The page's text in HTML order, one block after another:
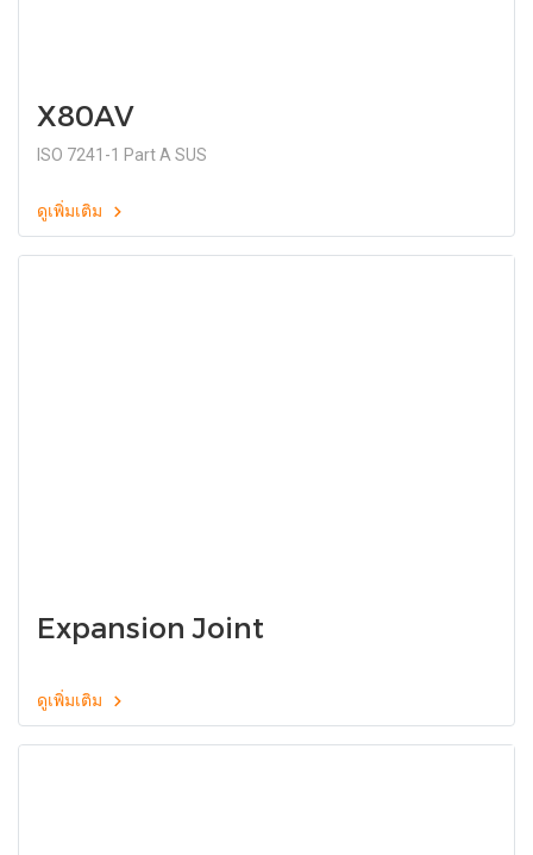
X80AV
ISO 7241-1 Part A SUS
ดูเพิ่มเติม
Expansion Joint
ดูเพิ่มเติม